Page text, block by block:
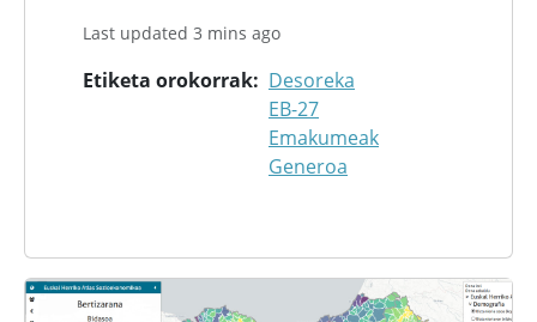
Last updated 3 mins ago
Etiketa orokorrak
Desoreka
EB-27
Emakumeak
Generoa